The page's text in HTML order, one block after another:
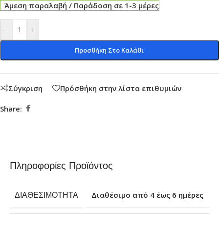
Άμεση παραλαβή / Παράδοση σε 1-3 μέρες
- +
Προσθήκη Στο Καλάθι
Σύγκριση Πρόσθήκη στην λίστα επιθυμιών
Share:
Πληροφορίες Προϊόντος
ΔΙΑΘΕΣΙΜΌΤΗΤΑ Διαθέσιμο από 4 έως 6 ημέρες